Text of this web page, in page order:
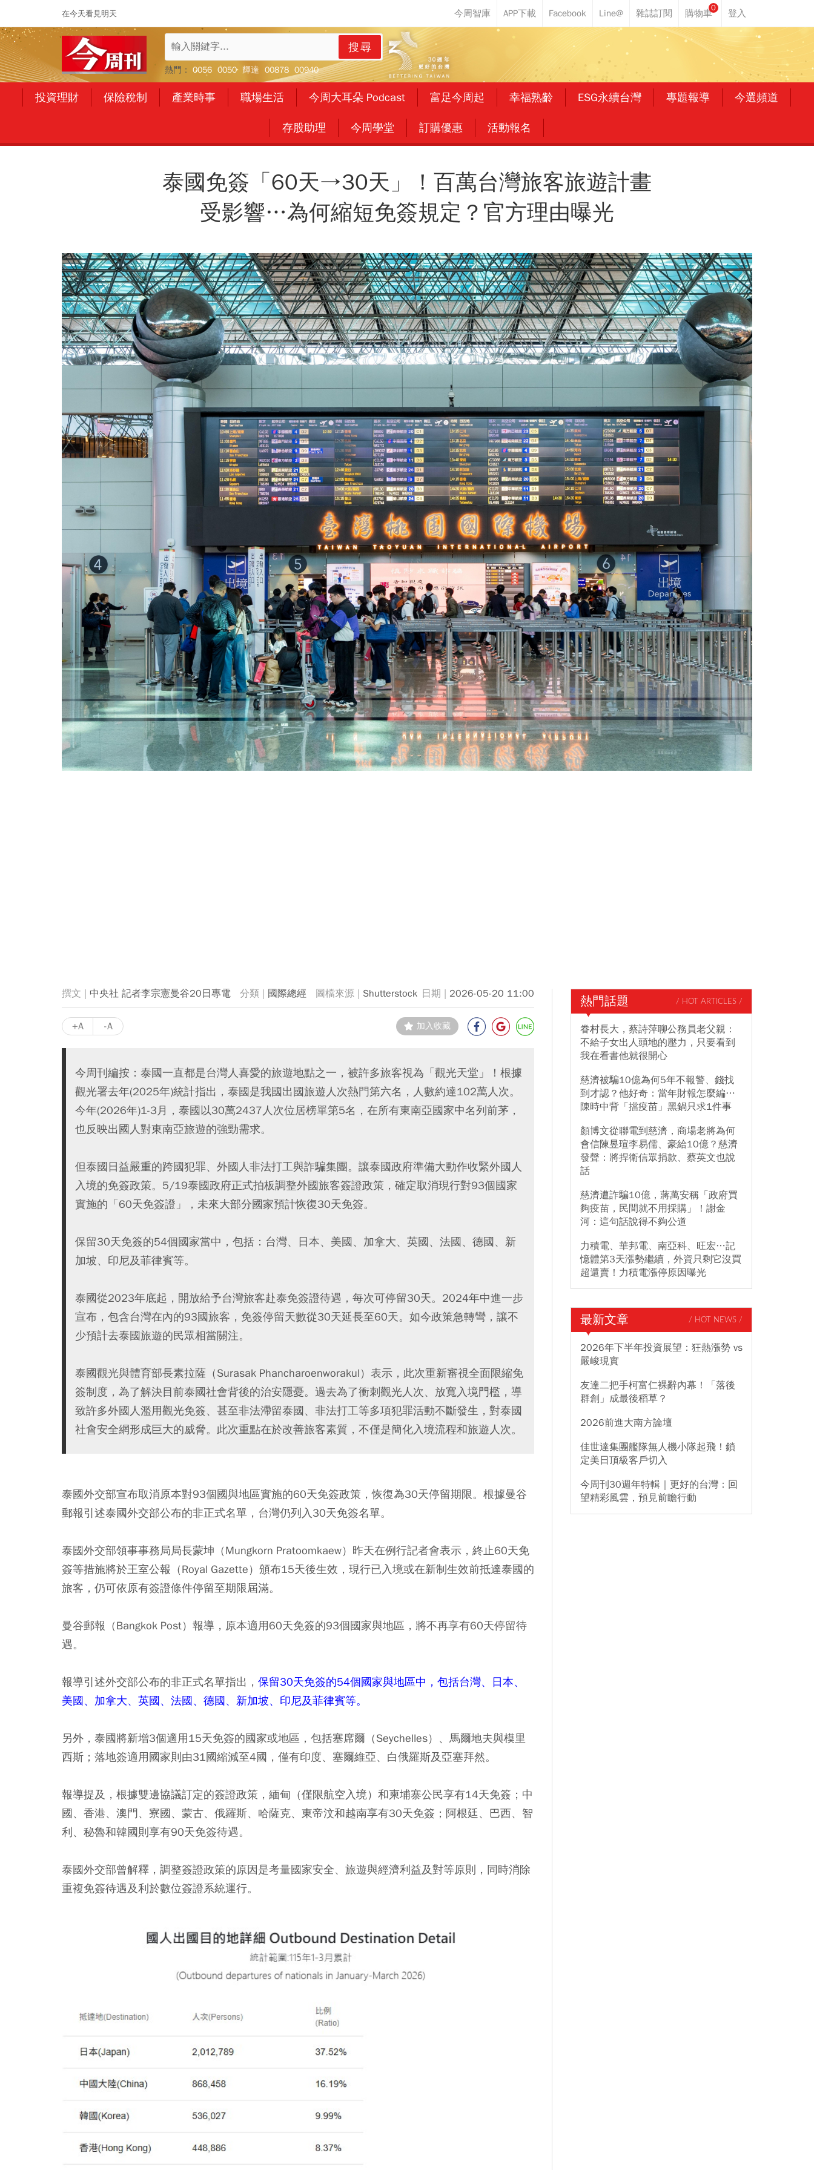
在今天看見明天
0
搜尋
熱門： 0056 0050 輝達 00878 00940
投資理財 保險稅制 產業時事 職場生活 今周大耳朵 Podcast 富足今周起 幸福熟齡 ESG永續台灣 專題報導 今選頻道
存股助理 今周學堂 訂購優惠 活動報名
泰國免簽「60天→30天」！百萬台灣旅客旅遊計畫
受影響…為何縮短免簽規定？官方理由曝光
中央社 記者李宗憲曼谷20日專電 國際總經 Shutterstock 2026-05-20 11:00
+A -A 加入收藏
今周刊編按：泰國一直都是台灣人喜愛的旅遊地點之一，被許多旅客視為「觀光天堂」！根據
觀光署去年(2025年)統計指出，泰國是我國出國旅遊人次熱門第六名，人數約達102萬人次。
今年(2026年)1-3月，泰國以30萬2437人次位居榜單第5名，在所有東南亞國家中名列前茅，
也反映出國人對東南亞旅遊的強勁需求。
但泰國日益嚴重的跨國犯罪、外國人非法打工與詐騙集團。讓泰國政府準備大動作收緊外國人
入境的免簽政策。5/19泰國政府正式拍板調整外國旅客簽證政策，確定取消現行對93個國家
實施的「60天免簽證」，未來大部分國家預計恢復30天免簽。
保留30天免簽的54個國家當中，包括：台灣、日本、美國、加拿大、英國、法國、德國、新
加坡、印尼及菲律賓等。
泰國從2023年底起，開放給予台灣旅客赴泰免簽證待遇，每次可停留30天。2024年中進一步
宣布，包含台灣在內的93國旅客，免簽停留天數從30天延長至60天。如今政策急轉彎，讓不
少預計去泰國旅遊的民眾相當關注。
泰國觀光與體育部長素拉薩（Surasak Phancharoenworakul）表示，此次重新審視全面限縮免
簽制度，為了解決目前泰國社會背後的治安隱憂。過去為了衝刺觀光人次、放寬入境門檻，導
致許多外國人濫用觀光免簽、甚至非法滯留泰國、非法打工等多項犯罪活動不斷發生，對泰國
社會安全網形成巨大的威脅。此次重點在於改善旅客素質，不僅是簡化入境流程和旅遊人次。
泰國外交部宣布取消原本對93個國與地區實施的60天免簽政策，恢復為30天停留期限。根據曼谷
郵報引述泰國外交部公布的非正式名單，台灣仍列入30天免簽名單。
泰國外交部領事事務局局長蒙坤（Mungkorn Pratoomkaew）昨天在例行記者會表示，終止60天免
簽等措施將於王室公報（Royal Gazette）頒布15天後生效，現行已入境或在新制生效前抵達泰國的
旅客，仍可依原有簽證條件停留至期限屆滿。
曼谷郵報（Bangkok Post）報導，原本適用60天免簽的93個國家與地區，將不再享有60天停留待
遇。
報導引述外交部公布的非正式名單指出， 保留30天免簽的54個國家與地區中，包括台灣、日本、
美國、加拿大、英國、法國、德國、新加坡、印尼及菲律賓等。
另外，泰國將新增3個適用15天免簽的國家或地區，包括塞席爾（Seychelles）、馬爾地夫與模里
西斯；落地簽適用國家則由31國縮減至4國，僅有印度、塞爾維亞、白俄羅斯及亞塞拜然。
報導提及，根據雙邊協議訂定的簽證政策，緬甸（僅限航空入境）和柬埔寨公民享有14天免簽；中
國、香港、澳門、寮國、蒙古、俄羅斯、哈薩克、東帝汶和越南享有30天免簽；阿根廷、巴西、智
利、秘魯和韓國則享有90天免簽待遇。
泰國外交部曾解釋，調整簽證政策的原因是考量國家安全、旅遊與經濟利益及對等原則，同時消除
重複免簽待遇及利於數位簽證系統運行。
熱門話題 / HOT ARTICLES /
眷村長大，蔡詩萍聊公務員老父親：
不給子女出人頭地的壓力，只要看到
我在看書他就很開心
慈濟被騙10億為何5年不報警、錢找
到才認？他好奇：當年財報怎麼編…
陳時中背「擋疫苗」黑鍋只求1件事
顏博文從聯電到慈濟，商場老將為何
會信陳昱瑄李易儒、豪給10億？慈濟
發聲：將捍衛信眾捐款、蔡英文也說
話
慈濟遭詐騙10億，蔣萬安稱「政府買
夠疫苗，民間就不用採購」！謝金
河：這句話說得不夠公道
力積電、華邦電、南亞科、旺宏…記
憶體第3天漲勢繼續，外資只剩它沒買
超還賣！力積電漲停原因曝光
最新文章 / HOT NEWS /
2026年下半年投資展望：狂熱漲勢 vs
嚴峻現實
友達二把手柯富仁裸辭內幕！「落後
群創」成最後稻草？
2026前進大南方論壇
佳世達集團艦隊無人機小隊起飛！鎖
定美日頂級客戶切入
今周刊30週年特輯｜更好的台灣：回
望精彩風雲，預見前瞻行動